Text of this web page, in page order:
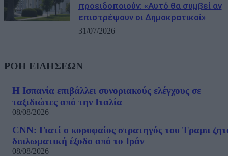
προειδοποιούν: «Αυτό θα συμβεί αν
επιστρέψουν οι Δημοκρατικοί»
31/07/2026
ΡΟΗ ΕΙΔΗΣΕΩΝ
Η Ισπανία επιβάλλει συνοριακούς ελέγχους σε
ταξιδιώτες από την Ιταλία
08/08/2026
CNN: Γιατί ο κορυφαίος στρατηγός του Τραμπ
διπλωματική έξοδο από το Ιράν
08/08/2026